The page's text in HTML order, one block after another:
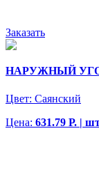
Заказать
НАРУЖНЫЙ
Цвет: Саянский
Цена: 631.79 Р. |